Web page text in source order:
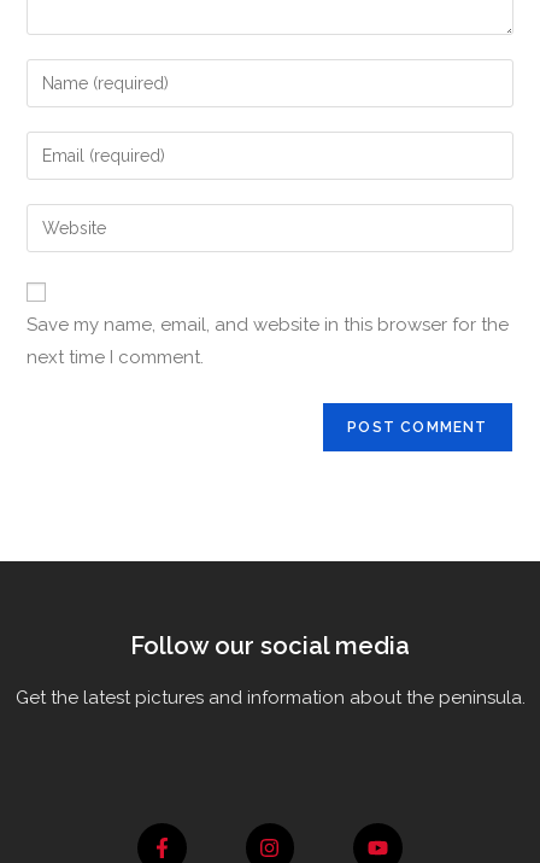
Save my name, email, and website in this browser for the
next time I comment.
Follow our social media
Get the latest pictures and information about the peninsula.